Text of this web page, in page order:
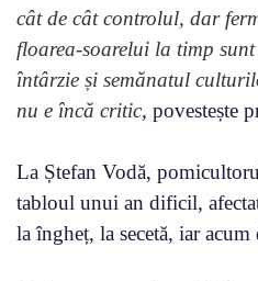
cât de cât controlul, dar
floarea-soarelui la timp
întârzie și semănatul
nu e încă critic, povestește
La Ștefan Vodă,
tabloul unui an dificil,
la îngheț, la secetă, iar